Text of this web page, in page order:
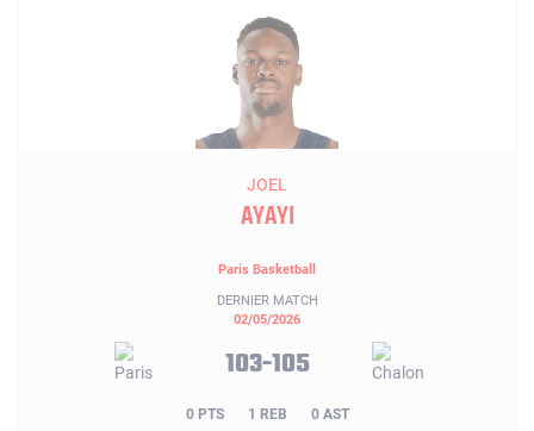
JOEL
AYAYI
Paris Basketball
DERNIER MATCH
02/05/2026
103-105
0 PTS 1 REB 0 AST